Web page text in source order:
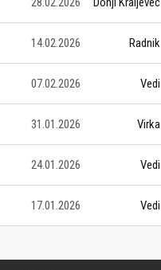
14.02.2026 Radnik
07.02.2026 Vedi
31.01.2026 Virka
24.01.2026 Vedi
17.01.2026 Vedi